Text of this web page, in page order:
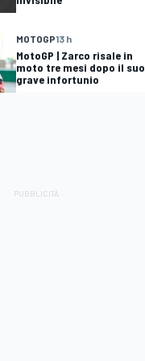
MOTOGP13 h
MotoGP | Zarco risale in
moto tre mesi dopo il suo
grave infortunio